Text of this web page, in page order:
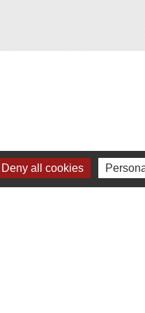
MENUS ECOLES
Deny all cookies